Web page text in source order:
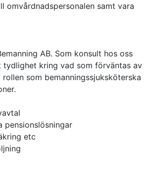
omvårdnadspersonalen samt vara
AB. Som konsult hos oss
kring vad som förväntas av
som bemanningssjuksköterska
pensionslösningar
etc